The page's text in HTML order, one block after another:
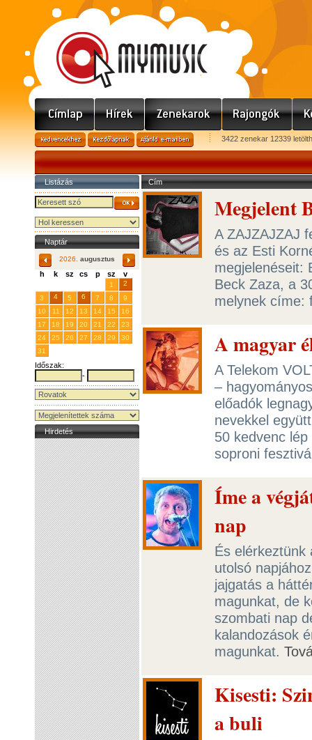
3422 zenekar 12339
Listázás
Naptár
2026. augusztus
h k sz cs p sz v
1
2
3
4 5 6 7 8
9
10
11 12 13 14 15
16
17
18 19 20 21 22
23
24
25 26 27 28 29
30
31
Időszak:
-
Hirdetés
Cím
Megjelent
A ZAJZAJZAJ
és az Esti
megjelenéseit:
Beck Zaza, a
melynek címe:
A magyar
A Telekom
–
előadók
nevekkel
50 kedvenc
soproni
Íme a
nap
És elérkeztünk
utolsó
jajgatás a
magunkat, de
szombati nap
kalandozások
magunkat.
Kisesti:
a buli